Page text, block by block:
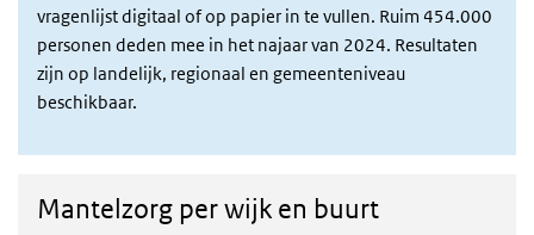
vragenlijst digitaal of op papier in te vullen. Ruim 454.000
personen deden mee in het najaar van 2024. Resultaten
zijn op landelijk, regionaal en gemeenteniveau
beschikbaar.
Mantelzorg per wijk en buurt